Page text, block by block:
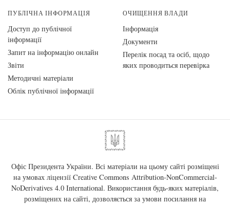
ПУБЛІЧНА ІНФОРМАЦІЯ
Доступ до публічної
інформації
Запит на інформацію онлайн
Звіти
Методичні матеріали
Облік публічної інформації
ОЧИЩЕННЯ ВЛАДИ
Інформація
Документи
Перелік посад та осіб, щодо
яких проводиться перевірка
Офіс Президента України. Всі матеріали на цьому сайті розміщені
на умовах ліцензії Creative Commons Attribution-NonCommercial-
NoDerivatives 4.0 International. Використання будь-яких матеріалів,
розміщених на сайті, дозволяється за умови посилання на